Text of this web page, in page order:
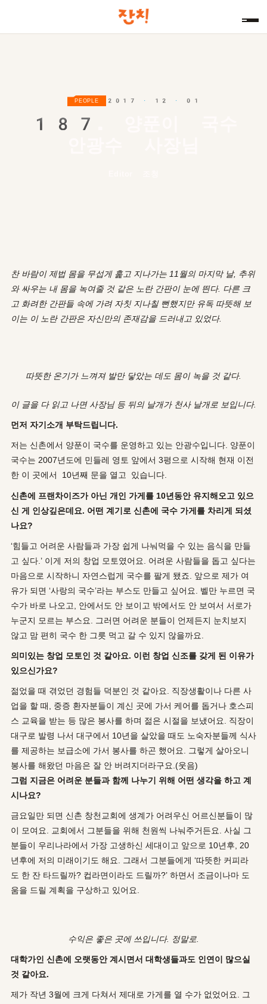
PEOPLE 2017 · 12 · 01
187.
찬 바람이 제법 몸을 무섭게 훑고 지나가는 11 월의 마지막 날, 추위
와 싸우는 내 몸을 녹여줄 것 같은 노란 간판이 눈에 띈다. 다른 크
고 화려한 간판들 속에 가려 자칫 지나칠 뻔했지만 유독 따뜻해 보
이는 이 노란 간판은 자신만의 존재감을 드러내고 있었다.
따뜻한 온기가 느껴져 발만 닿았는 데도 몸이 녹을 것 같다.
이 글을 다 읽고 나면 사장님 등 뒤의 날개가 천사 날개로 보입니다.
먼저 자기소개 부탁드립니다.
저는 신촌에서 양푼이 국수를 운영하고 있는 안광수입니다. 양푼이
국수는 2007년도에 민들레 영토 앞에서 3평으로 시작해 현재 이전
한 이 곳에서 10년째 문을 열고 있습니다.
신촌에 프랜차이즈가 아닌 개인 가게를 10년동안 유지해오고 있으
신 게 인상깊은데요. 어떤 계기로 신촌에 국수 가게를 차리게 되셨
나요?
‘힘들고 어려운 사람들과 가장 쉽게 나눠먹을 수 있는 음식을 만들
고 싶다.’ 이게 저의 창업 모토였어요. 어려운 사람들을 돕고 싶다는
마음으로 시작하니 자연스럽게 국수를 팔게 됐죠. 앞으로 제가 여
유가 되면 ‘사랑의 국수’라는 부스도 만들고 싶어요. 벨만 누르면 국
수가 바로 나오고, 안에서도 안 보이고 밖에서도 안 보여서 서로가
누군지 모르는 부스요. 그러면 어려운 분들이 언제든지 눈치보지
않고 맘 편히 국수 한 그릇 먹고 갈 수 있지 않을까요.
의미있는 창업 모토인 것 같아요. 이런 창업 신조를 갖게 된 이유가
있으신가요?
젊었을 때 겪었던 경험들 덕분인 것 같아요. 직장생활이나 다른 사
업을 할 때, 중증 환자분들이 계신 곳에 가서 케어를 돕거나 호스피
스 교육을 받는 등 많은 봉사를 하며 젊은 시절을 보냈어요. 직장이
대구로 발령 나서 대구에서 10년을 살았을 때도 노숙자분들께 식사
를 제공하는 보급소에 가서 봉사를 하곤 했어요. 그렇게 살아오니
봉사를 해왔던 마음은 잘 안 버려지더라구요.(웃음)
그럼 지금은 어려운 분들과 함께 나누기 위해 어떤 생각을 하고 계
시나요?
금요일만 되면 신촌 창천교회에 생계가 어려우신 어르신분들이 많
이 모여요. 교회에서 그분들을 위해 천원씩 나눠주거든요. 사실 그
분들이 우리나라에서 가장 고생하신 세대이고 앞으로 10년후, 20
년후에 저의 미래이기도 해요. 그래서 그분들에게 ‘따뜻한 커피라
도 한 잔 타드릴까? 컵라면이라도 드릴까?’ 하면서 조금이나마 도
움을 드릴 계획을 구상하고 있어요.
수익은 좋은 곳에 쓰입니다. 정말로
대학가인 신촌에 오랫동안 계시면서 대학생들과도 인연이 많으실
것 같아요.
제가 작년 3월에 크게 다쳐서 제대로 가게를 열 수가 없었어요. 그